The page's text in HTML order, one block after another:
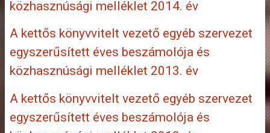
közhasznúsági melléklet 2014. év
A kettős könyvvitelt vezető egyéb szervezet
egyszerűsített éves beszámolója és
közhasznúsági melléklet 2013. év
A kettős könyvvitelt vezető egyéb szervezet
egyszerűsített éves beszámolója és